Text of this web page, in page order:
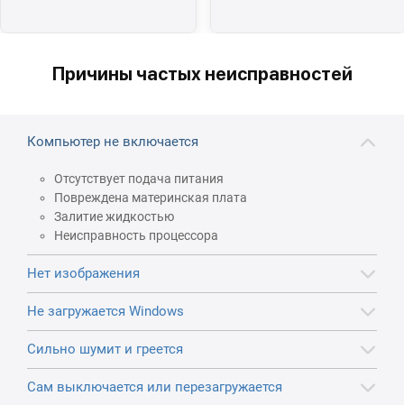
Причины частых неисправностей
Компьютер не включается
Отсутствует подача питания
Повреждена материнская плата
Залитие жидкостью
Неисправность процессора
Нет изображения
Не загружается Windows
Сильно шумит и греется
Сам выключается или перезагружается